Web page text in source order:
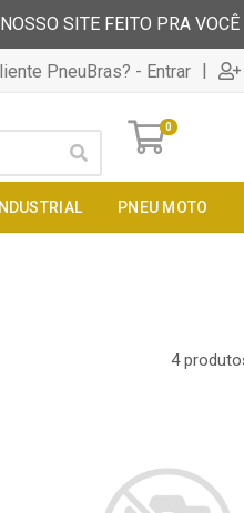
SITE FEITO PRA VOCÊ
PneuBras? - Entrar |
0
PNEU MOTO
4